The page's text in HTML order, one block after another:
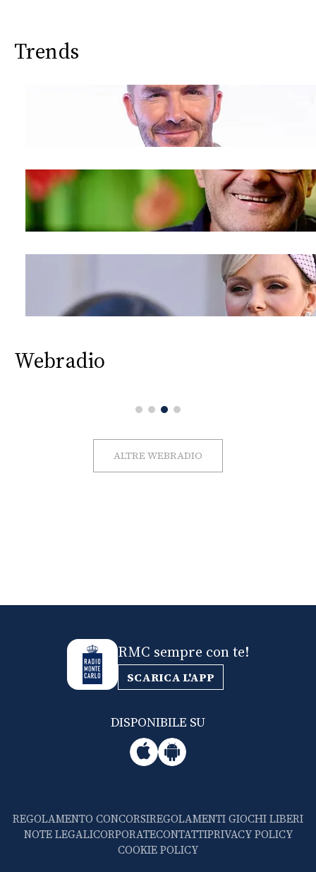
Trends
Webradio
ALTRE WEBRADIO
RMC sempre con te!
SCARICA L'APP
DISPONIBILE SU
REGOLAMENTO CONCORSIREGOLAMENTI GIOCHI LIBERI
NOTE LEGALICORPORATECONTATTIPRIVACY POLICY
COOKIE POLICY